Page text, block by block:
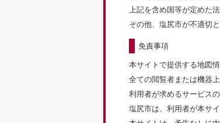
上記を含め国等が定めた
その他、塩尻市が不適切
免責事項
本サイトで提供する地図
全ての閲覧者または機器
利用者が求めるサービス
塩尻市は、利用者が本サ